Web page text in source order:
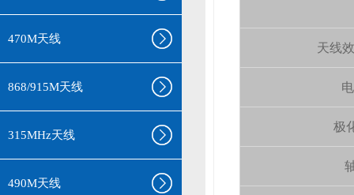
470M天线
868/915M天线
315MHz天线
490M天线
天线
极